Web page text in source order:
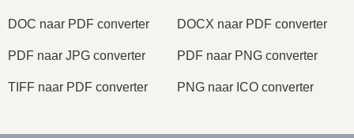
DOC naar PDF converter DOCX naar PDF converter
PDF naar JPG converter PDF naar PNG converter
TIFF naar PDF converter PNG naar ICO converter